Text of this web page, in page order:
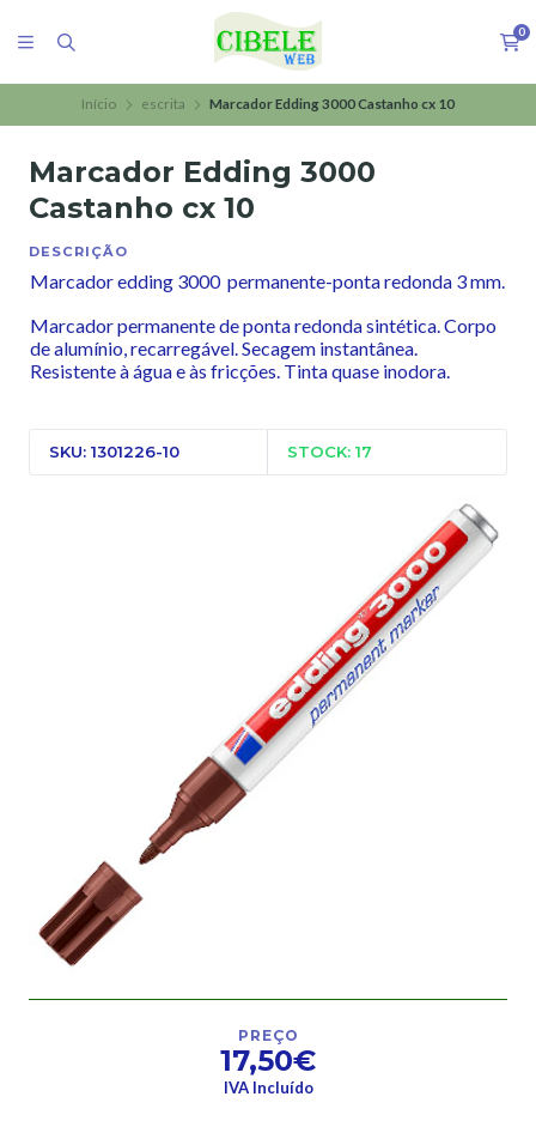
0
Início escrita Marcador Edding 3000 Castanho cx 10
Marcador Edding 3000
Castanho cx 10
DESCRIÇÃO
Marcador edding 3000 permanente-ponta redonda 3 mm.
Marcador permanente de ponta redonda sintética. Corpo
de alumínio, recarregável. Secagem instantânea.
Resistente à água e às fricções. Tinta quase inodora.
SKU: 1301226-10 STOCK: 17
PREÇO
17,50€
IVA Incluído